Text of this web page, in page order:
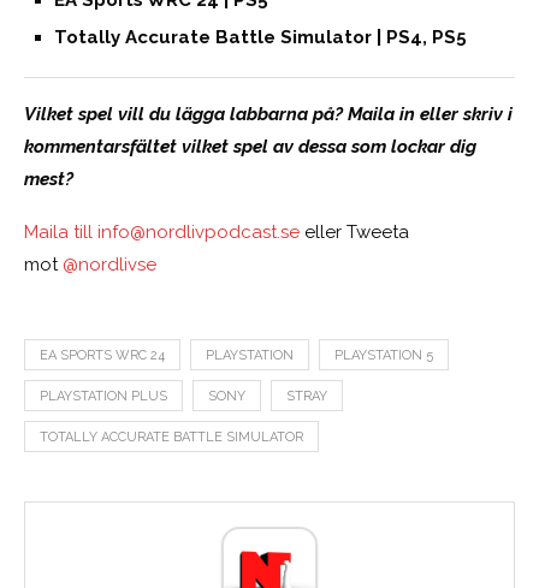
Totally Accurate Battle Simulator | PS4, PS5
Vilket spel vill du lägga labbarna på? Maila in eller skriv i
kommentarsfältet vilket spel av dessa som lockar dig
mest?
Maila till info@nordlivpodcast.se eller Tweeta
mot @nordlivse
EA SPORTS WRC 24 PLAYSTATION PLAYSTATION 5
PLAYSTATION PLUS SONY STRAY
TOTALLY ACCURATE BATTLE SIMULATOR